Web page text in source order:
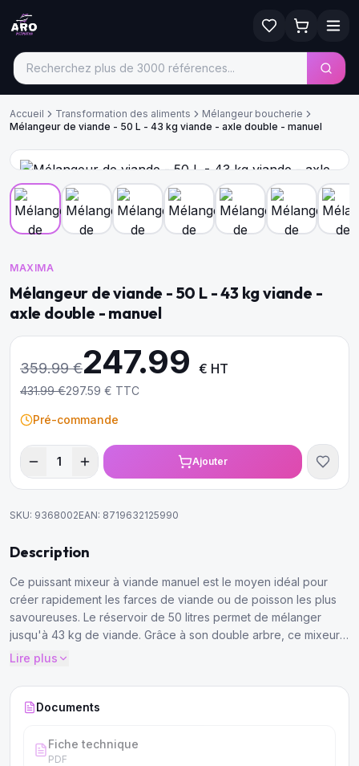
Accueil Transformation des aliments
Mélangeur boucherie
Mélangeur de viande - 50 L - 43 kg viande - axle double - manuel
MAXIMA
Mélangeur de viande - 50 L - 43 kg viande -
axle double - manuel
359.99€247.99 € HT
431.99€297.59 € TTC
Pré-commande
1 Ajouter
SKU: 9368002EAN: 8719632125990
Description
Ce puissant mixeur à viande manuel est le moyen idéal pour
créer rapidement les farces de viande ou de poisson les plus
savoureuses. Le réservoir de 50 litres permet de mélanger
jusqu'à 43 kg de viande. Grâce à son double arbre, ce mixeur à
viande professionnel est encore plus efficace.
Lire plus
Documents
Fiche technique
PDF